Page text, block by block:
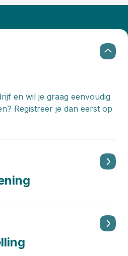
en wil je graag eenvoudig
Registreer je dan eerst op